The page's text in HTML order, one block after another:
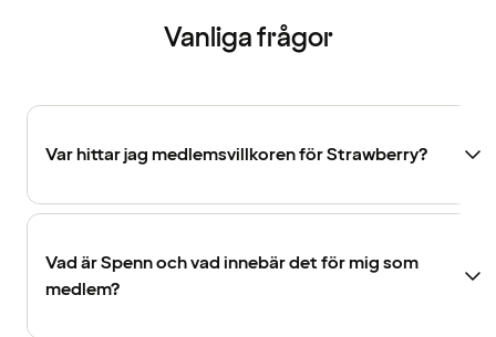
Vanliga frågor
Var hittar jag medlemsvillkoren för Strawberry?
Vad är Spenn och vad innebär det för mig som
medlem?